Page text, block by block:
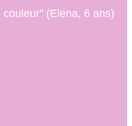
(Elena, 6 ans)